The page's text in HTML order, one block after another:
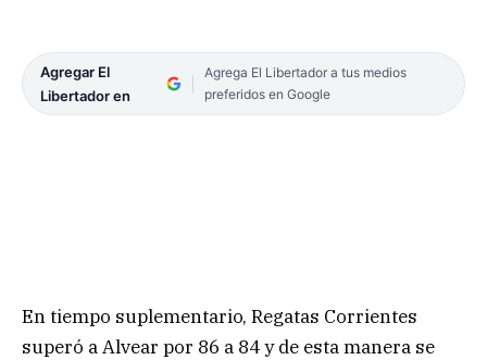
Agregar El
Libertador en
Agrega El Libertador a tus medios
preferidos en Google
En tiempo suplementario, Regatas Corrientes
superó a Alvear por 86 a 84 y de esta manera se